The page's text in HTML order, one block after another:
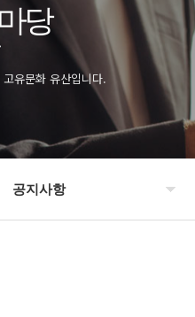
당
유문화 유산입니다.
공지사항